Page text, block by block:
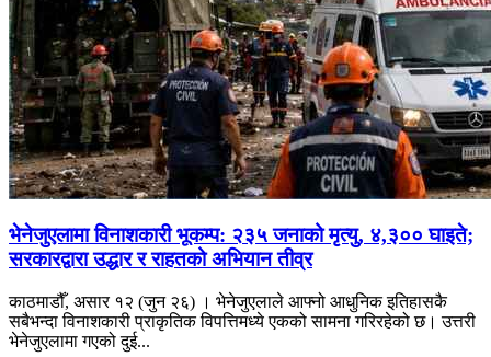
भेनेजुएलामा विनाशकारी भूकम्प: २३५ जनाको मृत्यु, ४,३०० घाइते;
सरकारद्वारा उद्धार र राहतको अभियान तीव्र
काठमाडौँ, असार १२ (जुन २६) । भेनेजुएलाले आफ्नो आधुनिक इतिहासकै
सबैभन्दा विनाशकारी प्राकृतिक विपत्तिमध्ये एकको सामना गरिरहेको छ। उत्तरी
भेनेजुएलामा गएको दुई...